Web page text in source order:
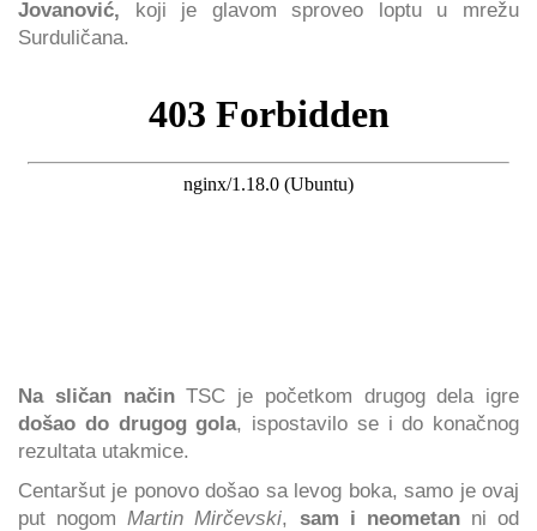
Jovanović, koji je glavom sproveo loptu u mrežu
Surduličana.
Na sličan načinTSC je početkom drugog dela igre
došao do drugog gola, ispostavilo se i do konačnog
rezultata utakmice.
Centaršut je ponovo došao sa levog boka, samo je ovaj
put nogomMartin Mirčevski, sam i neometanni od